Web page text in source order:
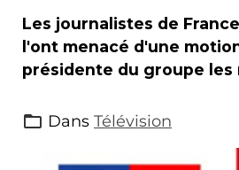
Les journalistes de
l'ont menacé d'une
présidente du groupe les
Dans Télévision